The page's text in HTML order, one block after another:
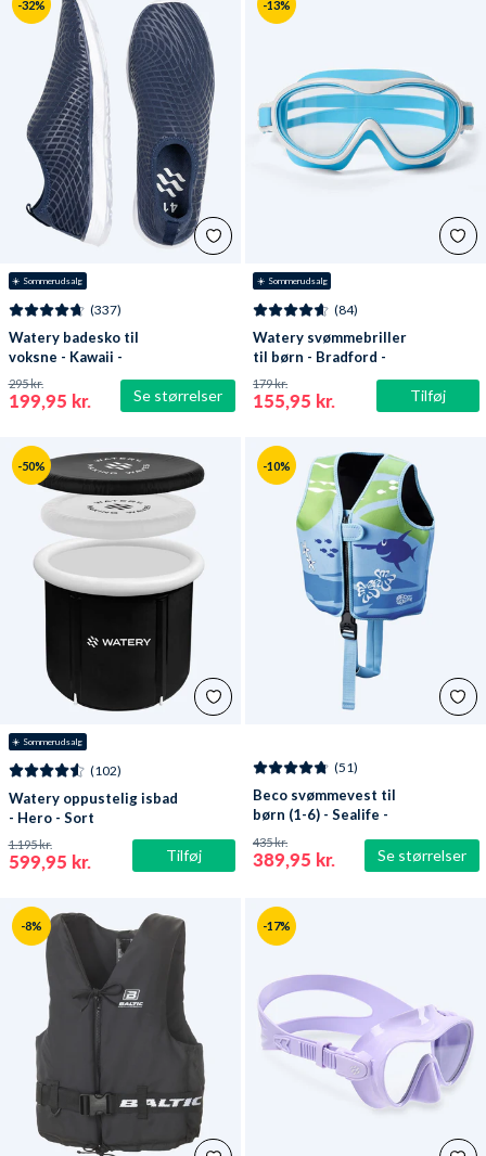
-32%
☀️ Sommerudsalg
Se størrelser
(337)
Watery badesko til
voksne - Kawaii -
Mørkeblå
199,95 kr.
295 kr.
-13%
☀️ Sommerudsalg
Tilføj
(84)
Watery svømmebriller
til børn - Bradford -
Blå/hvid
155,95 kr.
179 kr.
-50%
☀️ Sommerudsalg
Tilføj
(102)
Watery oppustelig isbad
- Hero - Sort
599,95 kr.
1.195 kr.
-10%
Se størrelser
(51)
Beco svømmevest til
børn (1-6) - Sealife -
Lyseblå/grøn
389,95 kr.
435 kr.
-8% -17%